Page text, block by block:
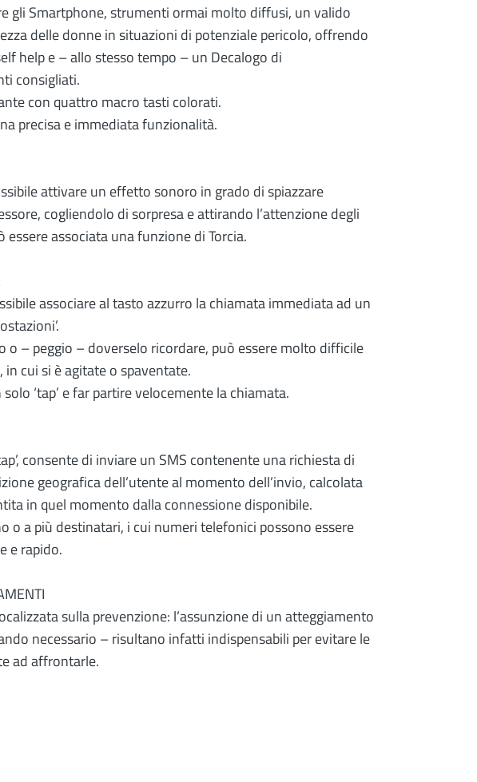
gli Smartphone, strumenti ormai molto diffusi, un valido
delle donne in situazioni di potenziale pericolo, offrendo
help e – allo stesso tempo – un Decalogo di
consigliati.
con quattro macro tasti colorati.
precisa e immediata funzionalità.
attivare un effetto sonoro in grado di spiazzare
cogliendolo di sorpresa e attirando l’attenzione degli
associata una funzione di Torcia.
associare al tasto azzurro la chiamata immediata ad un
o – peggio – doverselo ricordare, può essere molto difficile
cui si è agitate o spaventate.
‘tap’ e far partire velocemente la chiamata.
consente di inviare un SMS contenente una richiesta di
geografica dell’utente al momento dell’invio, calcolata
in quel momento dalla connessione disponibile.
o a più destinatari, i cui numeri telefonici possono essere
e rapido.
sulla prevenzione: l’assunzione di un atteggiamento
necessario – risultano infatti indispensabili per evitare le
ad affrontarle.